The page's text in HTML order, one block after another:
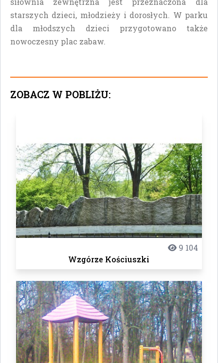
starszych dzieci, młodzieży i dorosłych. W parku
dla młodszych dzieci przygotowano także
nowoczesny plac zabaw.
ZOBACZ W POBLIŻU:
9 104
Wzgórze Kościuszki